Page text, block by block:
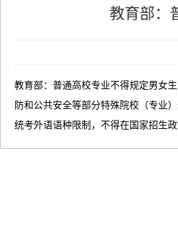
教育部：
教育部：普通高校专业不得规定男女
防和公共安全等部分特殊院校（专业
统考外语语种限制，不得在国家招生政